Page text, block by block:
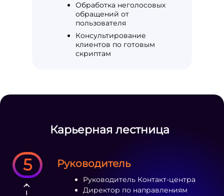
Обработка неголосовых
обращений от
пользователя
Консультирование
клиентов по готовым
скриптам
Карьерная лестница
5 Руководитель
Руководитель Контакт-центра
Директор по направлениям